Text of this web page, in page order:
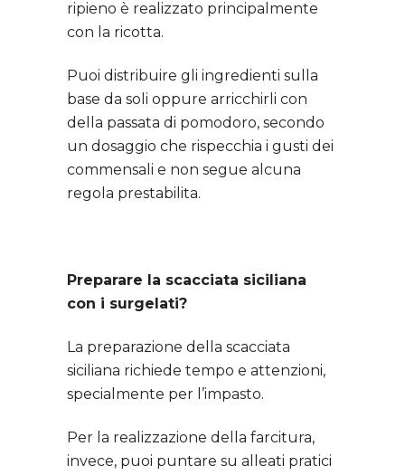
ripieno è realizzato principalmente
con la ricotta.
Puoi distribuire gli ingredienti sulla
base da soli oppure arricchirli con
della passata di pomodoro, secondo
un dosaggio che rispecchia i gusti dei
commensali e non segue alcuna
regola prestabilita.
Preparare la scacciata siciliana
con i surgelati?
La preparazione della scacciata
siciliana richiede tempo e attenzioni,
specialmente per l’impasto.
Per la realizzazione della farcitura,
invece, puoi puntare su alleati pratici